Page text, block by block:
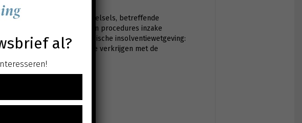
herstructureringsstelsels, betreffende
van de efficiëntie van procedures inzake
(EU) 2017/1132 in de Belgische insolventiewetgeving:
wijze een schikking te verkrijgen met de
al?